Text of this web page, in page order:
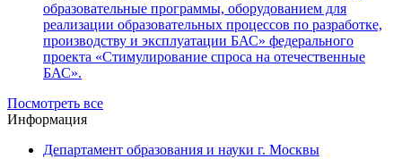
образовательные программы, оборудованием для
реализации образовательных процессов по разработке,
производству и эксплуатации БАС» федерального
проекта «Стимулирование спроса на отечественные
БАС».
Посмотреть все
Информация
Департамент образования и науки г. Москвы